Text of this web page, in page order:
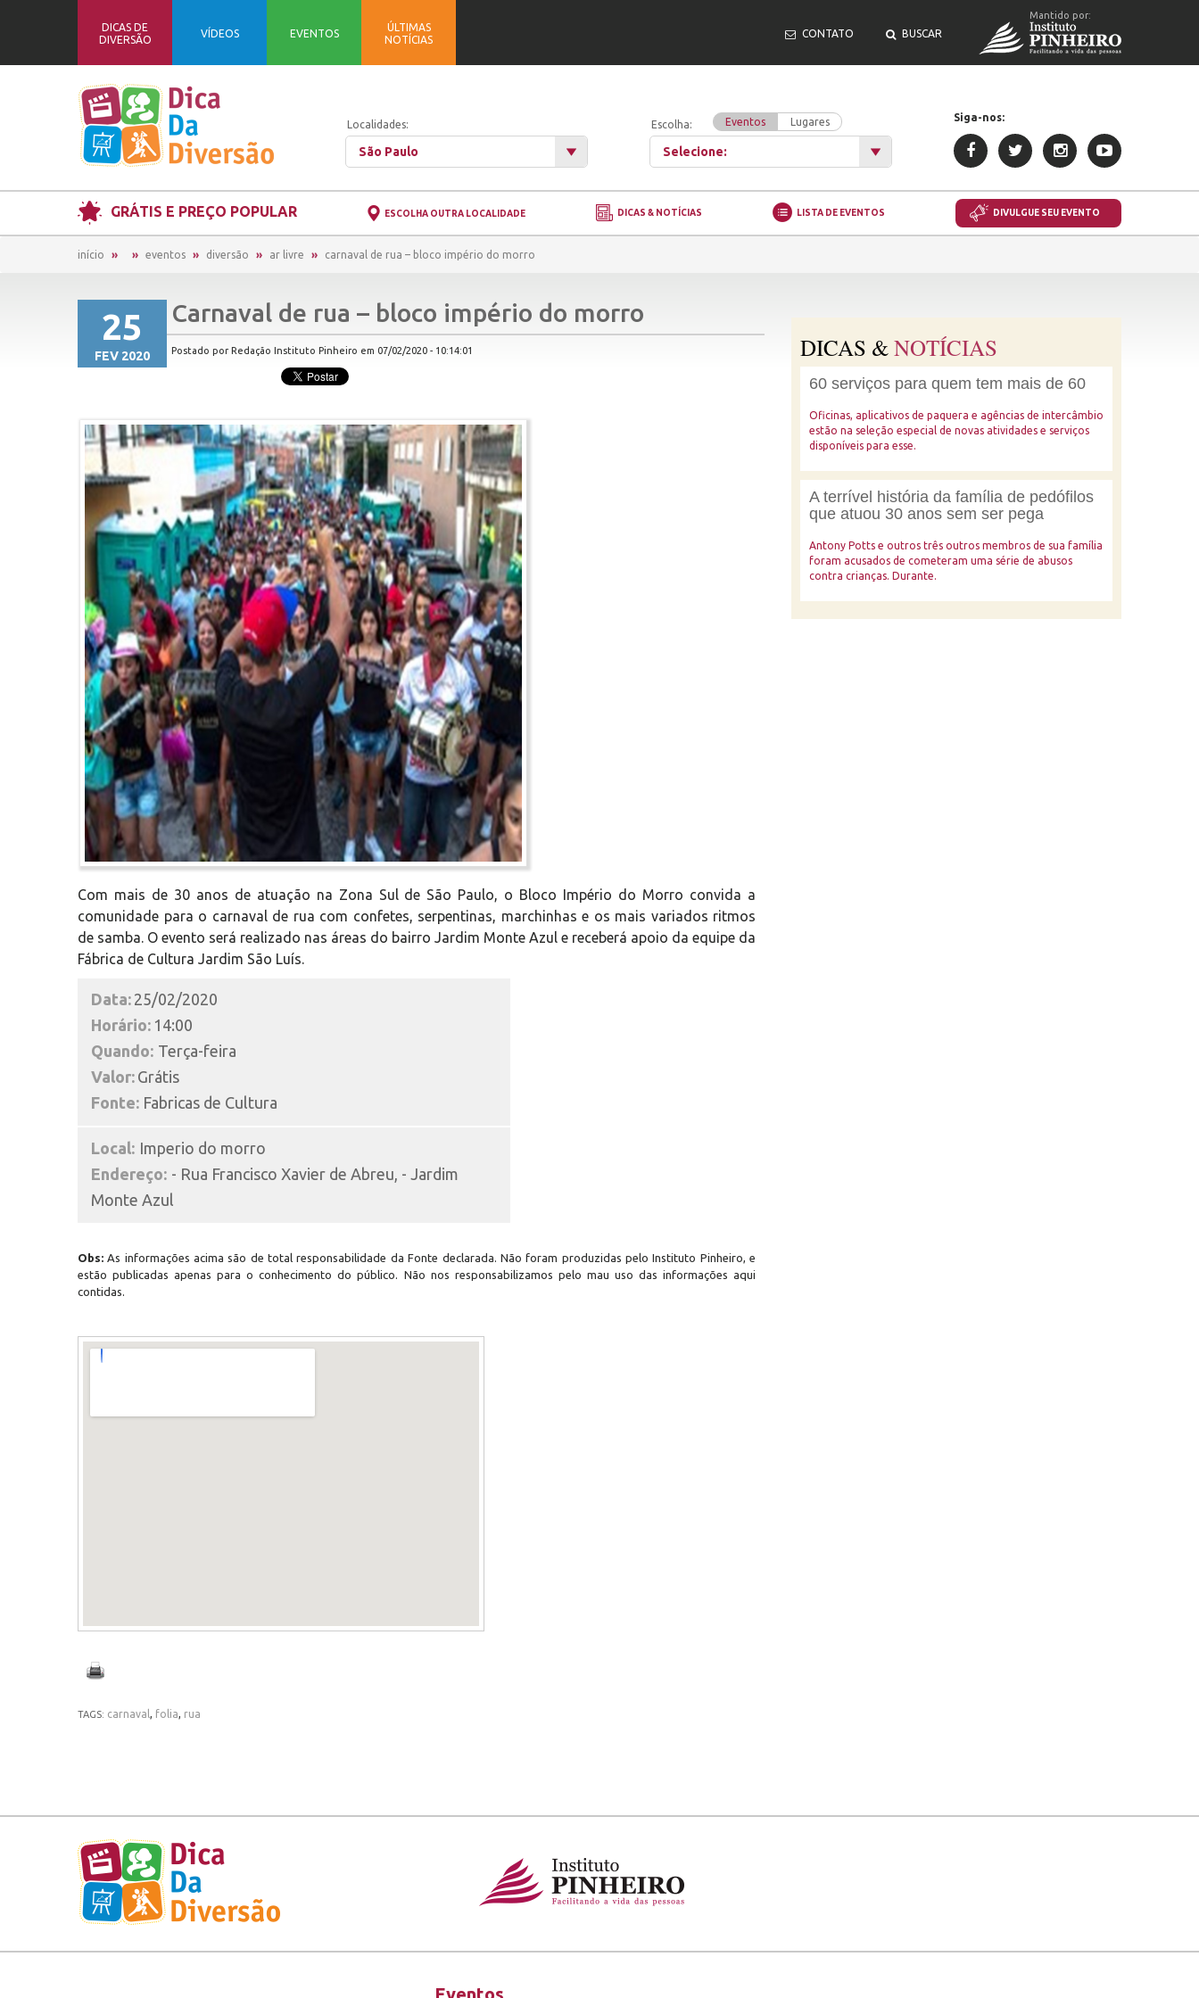
DICAS DE
DIVERSÃO
VÍDEOS EVENTOS
ÚLTIMAS
NOTÍCIAS
CONTATO BUSCAR
Mantido por:
Localidades:
São Paulo
Escolha: Eventos Lugares
Selecione:
Siga-nos:
GRÁTIS E PREÇO POPULAR ESCOLHA OUTRA LOCALIDADE DICAS & NOTÍCIAS LISTA DE EVENTOS DIVULGUE SEU EVENTO
início eventos diversão ar livre carnaval de rua – bloco império do morro
25
FEV 2020
Carnaval de rua – bloco império do morro
Postado por Redação Instituto Pinheiro em 07/02/2020 - 10:14:01
Com mais de 30 anos de atuação na Zona Sul de São Paulo, o Bloco Império do Morro convida a
comunidade para o carnaval de rua com confetes, serpentinas, marchinhas e os mais variados ritmos
de samba. O evento será realizado nas áreas do bairro Jardim Monte Azul e receberá apoio da equipe da
Fábrica de Cultura Jardim São Luís.
Data: 25/02/2020
Horário: 14:00
Quando: Terça-feira
Valor: Grátis
Fonte: Fabricas de Cultura
Local: Imperio do morro
Endereço: - Rua Francisco Xavier de Abreu, - Jardim
Monte Azul
Obs:As informações acima são de total responsabilidade da Fonte declarada. Não foram produzidas pelo Instituto Pinheiro, e
estão publicadas apenas para o conhecimento do público. Não nos responsabilizamos pelo mau uso das informações aqui
contidas.
TAGS: carnaval , folia, rua
DICAS &NOTÍCIAS
60 serviços para quem tem mais de 60
Oficinas, aplicativos de paquera e agências de intercâmbio
estão na seleção especial de novas atividades e serviços
disponíveis para esse.
A terrível história da família de pedófilos
que atuou 30 anos sem ser pega
Antony Potts e outros três outros membros de sua família
foram acusados de cometeram uma série de abusos
contra crianças. Durante.